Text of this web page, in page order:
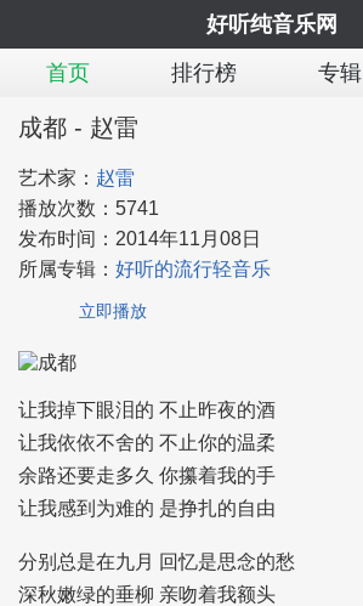
好听纯音乐网
首页
排行榜 专辑
成都 - 赵雷
艺术家： 赵雷
播放次数： 5741
发布时间： 2014年11月08日
所属专辑： 好听的流行轻音乐
立即播放
让我掉下眼泪的 不止昨夜的酒
让我依依不舍的 不止你的温柔
余路还要走多久 你攥着我的手
让我感到为难的 是挣扎的自由
分别总是在九月 回忆是思念的愁
深秋嫩绿的垂柳 亲吻着我额头